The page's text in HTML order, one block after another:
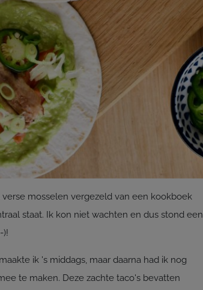
mosselen vergezeld van een kookboek
staat. Ik kon niet wachten en dus stond een
)!
ik 's middags, maar daarna had ik nog
te maken. Deze zachte taco's bevatten